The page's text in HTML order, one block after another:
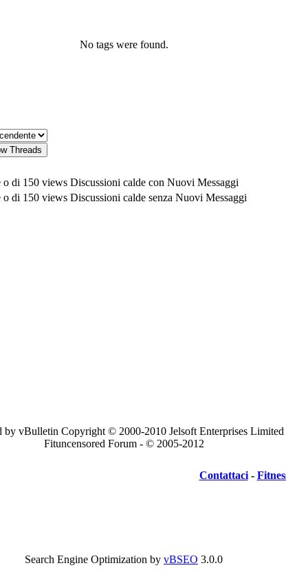
No tags were found.
Discussioni calde con Nuovi Messaggi
Discussioni calde senza Nuovi Messaggi
by vBulletin Copyright © 2000-2010 Jelsoft Enterprises Limited
Fituncensored Forum - © 2005-2012
Contattaci-
Search Engine Optimization by vBSEO 3.0.0